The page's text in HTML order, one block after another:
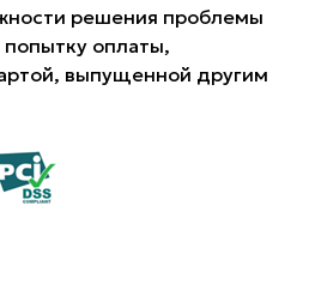
решения проблемы
оплаты,
выпущенной другим